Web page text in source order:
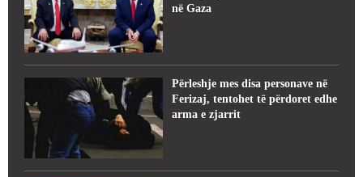
në Gaza
Përleshje mes disa personave në
Ferizaj, tentohet të përdoret edhe
arma e zjarrit